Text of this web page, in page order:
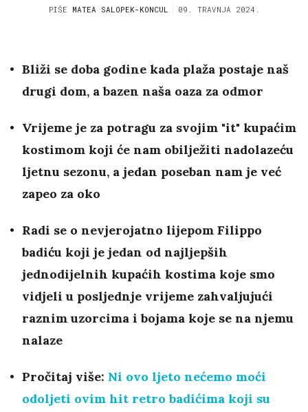
PIŠE MATEA SALOPEK-KONCUL 09. TRAVNJA 2024.
Bliži se doba godine kada plaža postaje naš
drugi dom, a bazen naša oaza za odmor
Vrijeme je za potragu za svojim "it" kupaćim
kostimom koji će nam obilježiti nadolazeću
ljetnu sezonu, a jedan poseban nam je već
zapeo za oko
Radi se o nevjerojatno lijepom Filippo
badiću koji je jedan od najljepših
jednodijelnih kupaćih kostima koje smo
vidjeli u posljednje vrijeme zahvaljujući
raznim uzorcima i bojama koje se na njemu
nalaze
Pročitaj više: Ni ovo ljeto nećemo moći
odoljeti ovim hit retro badićima koji su